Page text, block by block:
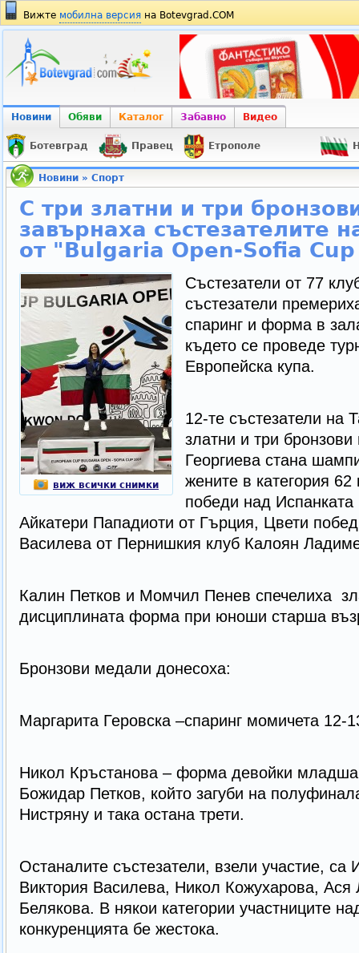
Вижте мобилна версия на Botevgrad.COM
Новини Обяви Каталог Забавно Видео
Ботевград Правец Етрополе
Новини» Спорт
С три златни и три
завърнаха състезателите
от "Bulgaria Open-Sofia
виж всички снимки
Състезатели от 77
състезатели
спаринг и форма в
където се проведе
Европейска купа.
12-те състезатели на
златни и три
Георгиева стана
жените в категория
победи над
Айкатери Пападиоти от Гърция, Цвети
Василева от Пернишкия клуб Калоян
Калин Петков и Момчил Пенев спечелиха
дисциплината форма при юноши старша
Бронзови медали донесоха:
Маргарита Геровска –спаринг момичета 12-
Никол Кръстанова – форма девойки младша
Божидар Петков, който загуби на
Нистряну и така остана трети.
Останалите състезатели, взели участие, са
Виктория Василева, Никол Кожухарова, Ася
Белякова. В някои категории участниците
конкуренцията бе жестока.